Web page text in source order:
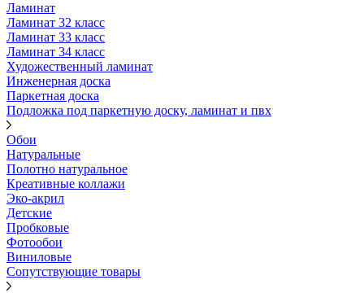
Ламинат
Ламинат 32 класс
Ламинат 33 класс
Ламинат 34 класс
Художественный ламинат
Инженерная доска
Паркетная доска
Подложка под паркетную доску, ламинат и пвх
Обои
Натуральные
Полотно натуральное
Креативные коллажи
Эко-акрил
Детские
Пробковые
Фотообои
Виниловые
Сопутствующие товары